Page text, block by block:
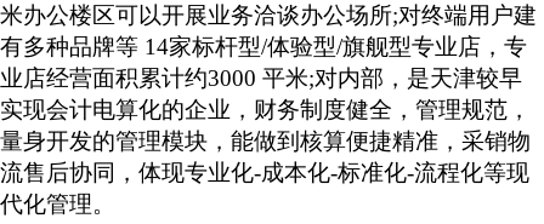
米办公楼区可以开展业务洽谈办公场所;对终端用户建
有多种品牌等 14家标杆型/体验型/旗舰型专业店，专
业店经营面积累计约3000 平米;对内部，是天津较早
实现会计电算化的企业，财务制度健全，管理规范，
量身开发的管理模块，能做到核算便捷精准，采销物
流售后协同，体现专业化-成本化-标准化-流程化等现
代化管理。